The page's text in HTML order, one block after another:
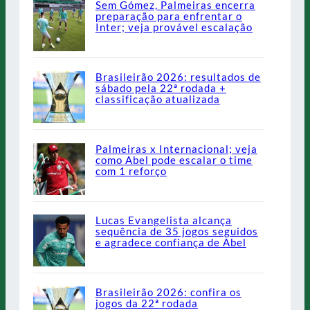
Sem Gómez, Palmeiras encerra
preparação para enfrentar o
Inter; veja provável escalação
Brasileirão 2026: resultados de
sábado pela 22ª rodada +
classificação atualizada
Palmeiras x Internacional; veja
como Abel pode escalar o time
com 1 reforço
Lucas Evangelista alcança
sequência de 35 jogos seguidos
e agradece confiança de Abel
Brasileirão 2026: confira os
jogos da 22ª rodada